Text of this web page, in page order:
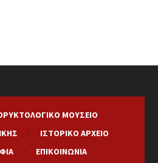
ΜΟΥΣΕΊΟ
ΙΣΤΟΡΙΚΌ ΑΡΧΕΊΟ
ΕΠΙΚΟΙΝΩΝΊΑ